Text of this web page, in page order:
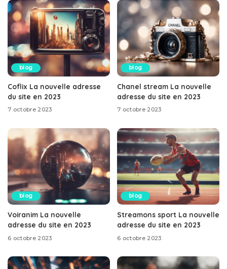
blog
Coflix La nouvelle adresse
du site en 2023
7 octobre 2023
blog
Chanel stream La nouvelle
adresse du site en 2023
7 octobre 2023
blog
Voiranim La nouvelle
adresse du site en 2023
6 octobre 2023
blog
Streamons sport La nouvelle
adresse du site en 2023
6 octobre 2023